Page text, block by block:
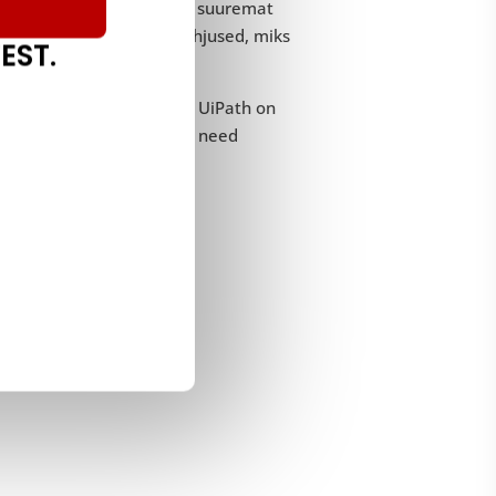
olemus võimaldab suuremat
tugi on täiendavad põhjused, miks
on oluline märkida, et UiPath on
mis võib muuta need